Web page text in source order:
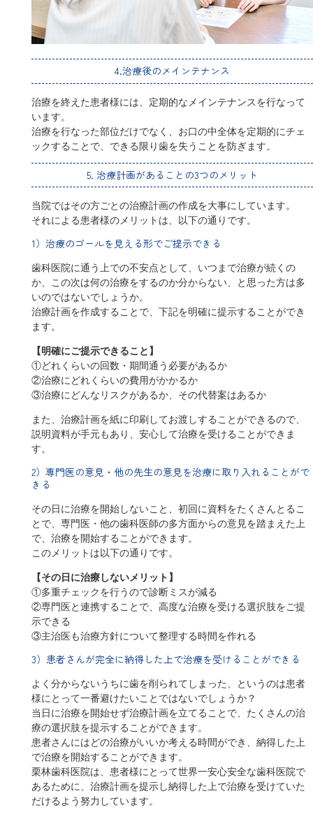
4.治療後のメインテナンス
治療を終えた患者様には、定期的なメインテナンスを行なって
います。
治療を行なった部位だけでなく、お口の中全体を定期的にチェ
ックすることで、できる限り歯を失うことを防ぎます。
5. 治療計画があることの3つのメリット
当院ではその方ごとの治療計画の作成を大事にしています。
それによる患者様のメリットは、以下の通りです。
1）治療のゴールを見える形でご提示できる
歯科医院に通う上での不安点として、いつまで治療が続くの
か、この次は何の治療をするのか分からない、と思った方は多
いのではないでしょうか。
治療計画を作成することで、下記を明確に提示することができ
ます。
【明確にご提示できること】
①どれくらいの回数・期間通う必要があるか
②治療にどれくらいの費用がかかるか
③治療にどんなリスクがあるか、その代替案はあるか
また、治療計画を紙に印刷してお渡しすることができるので、
説明資料が手元もあり、安心して治療を受けることができま
す。
2）専門医の意見・他の先生の意見を治療に取り入れることがで
きる
その日に治療を開始しないこと、初回に資料をたくさんとるこ
とで、専門医・他の歯科医師の多方面からの意見を踏まえた上
で、治療を開始することができます。
このメリットは以下の通りです。
【その日に治療しないメリット】
①多重チェックを行うので診断ミスが減る
②専門医と連携することで、高度な治療を受ける選択肢をご提
示できる
③主治医も治療方針について整理する時間を作れる
3）患者さんが完全に納得した上で治療を受けることができる
よく分からないうちに歯を削られてしまった、というのは患者
様にとって一番避けたいことではないでしょうか？
当日に治療を開始せず治療計画を立てることで、たくさんの治
療の選択肢を提示することができます。
患者さんにはどの治療がいいか考える時間ができ、納得した上
で治療を開始することができます。
栗林歯科医院は、患者様にとって世界一安心安全な歯科医院で
あるために、治療計画を提示し納得した上で治療を受けていた
だけるよう努力しています。